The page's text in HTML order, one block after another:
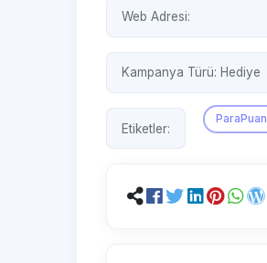
Web Adresi:
Kampanya Türü: Hediye
Etiketler:
ParaPuan